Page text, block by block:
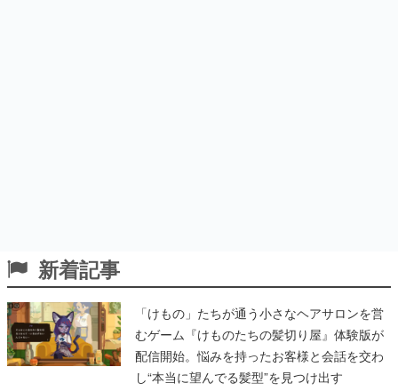
新着記事
「けもの」たちが通う小さなヘアサロンを営
むゲーム『けものたちの髪切り屋』体験版が
配信開始。悩みを持ったお客様と会話を交わ
し“本当に望んでる髪型”を見つけ出す